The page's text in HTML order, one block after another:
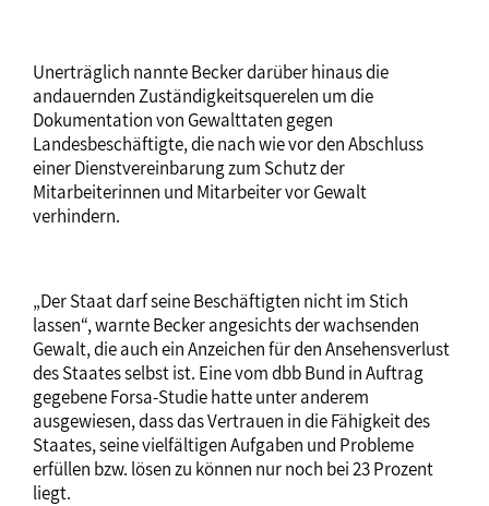
Unerträglich nannte Becker darüber hinaus die
andauernden Zuständigkeitsquerelen um die
Dokumentation von Gewalttaten gegen
Landesbeschäftigte, die nach wie vor den Abschluss
einer Dienstvereinbarung zum Schutz der
Mitarbeiterinnen und Mitarbeiter vor Gewalt
verhindern.
„Der Staat darf seine Beschäftigten nicht im Stich
lassen“, warnte Becker angesichts der wachsenden
Gewalt, die auch ein Anzeichen für den Ansehensverlust
des Staates selbst ist. Eine vom dbb Bund in Auftrag
gegebene Forsa-Studie hatte unter anderem
ausgewiesen, dass das Vertrauen in die Fähigkeit des
Staates, seine vielfältigen Aufgaben und Probleme
erfüllen bzw. lösen zu können nur noch bei 23 Prozent
liegt.